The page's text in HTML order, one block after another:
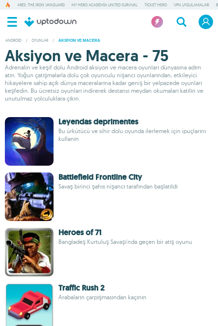
ARES: THE IRON VANGUARD MY HERO ACADEMIA UNITED SURVIVAL TICKET HERO VPN UYGULAMALARI
ANDROID / OYUNLAR / AKSIYON VE MACERA
Aksiyon ve Macera - 75
Adrenalin ve keşif dolu Android aksiyon ve macera oyunları dünyasına adım
atın. Yoğun çatışmalarla dolu çok oyunculu nişancı oyunlarından, etkileyici
hikayelere sahip açık dünya maceralarına kadar geniş bir yelpazede oyunları
keşfedin. Bu ücretsiz oyunları indirerek destansı meydan okumaları katılın ve
unutulmaz yolculuklara çıkın.
Leyendas deprimentes
Bu ürkütücü ve sihir dolu oyunda ilerlemek için ipuçlarını
kullanın
Battlefield Frontline City
Savaş birinci şahıs nişancı tarafından başlatıldı
Heroes of 71
Bangladeş Kurtuluş Savaşı'nda geçen bir atış oyunu
Traffic Rush 2
Arabaların çarpışmasından kaçının